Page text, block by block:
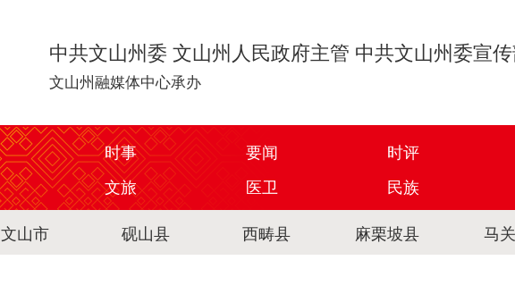
中共文山州委 文山州人民政府主管 中共文山州委宣
文山州融媒体中心承办
时事 要闻
时评
文旅 医卫
民族
文山市 砚山县 西畴县 麻栗坡县 马